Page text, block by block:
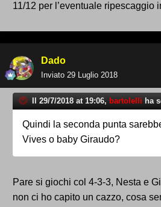
11/12 per l’eventuale ripescaggio
Dado
Inviato 29 Luglio 2018
Il 29/7/2018 at 19:06, bartolelli ha
Quindi la seconda punta
Vives o baby Giraudo?
Pare si giochi col 4-3-3, Nesta e
non ci ho capito un cazzo, cosa